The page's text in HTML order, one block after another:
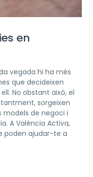
en
vegada hi ha més
que decideixen
No obstant això, el
sorgeixen
de negoci i
A València Activa,
poden ajudar-te a